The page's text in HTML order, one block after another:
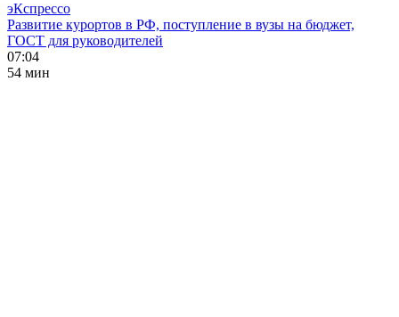
эКспрессо
Развитие курортов в РФ, поступление в вузы на бюджет,
ГОСТ для руководителей
07:04
54 мин